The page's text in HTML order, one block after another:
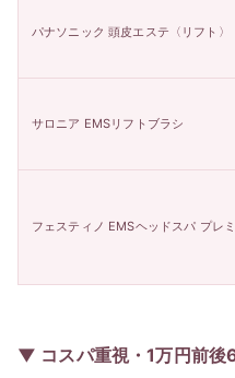
パナソニック 頭皮エステ〈リフト〉
サロニア EMSリフトブラシ
フェスティノ EMSヘッドスパ プレ
▼ コスパ重視・1万円前後